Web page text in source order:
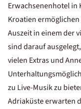
Erwachsenenhotel in
Kroatien
Auszeit in einem der
sind darauf
vielen Extras und
zu Live-Musik zu
Adriaküsteerwarten